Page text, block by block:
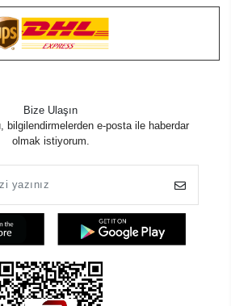
Bize Ulaşın
bilgilendirmelerden e-posta ile haberdar
olmak istiyorum.